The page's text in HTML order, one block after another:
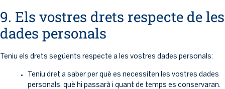
9. Els vostres drets respecte de les
dades personals
Teniu els drets següents respecte a les vostres dades personals:
Teniu dret a saber per què es necessiten les vostres dades
personals, què hi passarà i quant de temps es conservaran.